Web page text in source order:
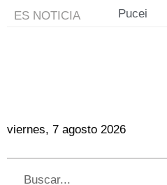
ES NOTICIA Pucei
viernes, 7 agosto 2026